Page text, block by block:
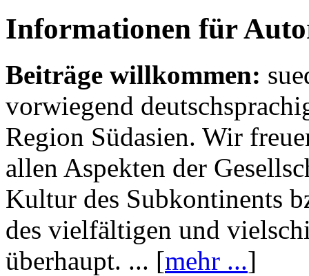
Informationen für
Beiträge willkommen:
vorwiegend
Region Südasien. Wir
allen Aspekten der
Kultur des Subkontinents
des vielfältigen und
überhaupt. ... [mehr ...]